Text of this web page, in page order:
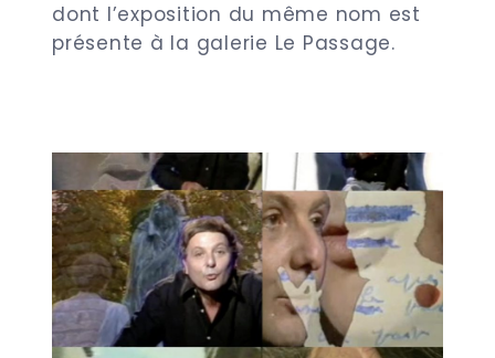
dont l’exposition du même nom est
présente à la galerie Le Passage.